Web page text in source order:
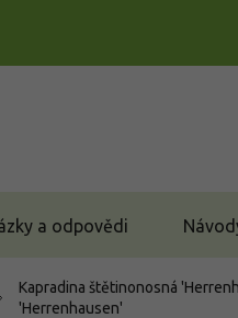
a odpovědi
Kapradina štětinonosná
'Herrenhausen'